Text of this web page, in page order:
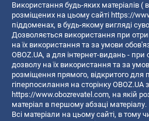
Використання будь-яких матеріалів (
розміщених на цьому сайті https://
піддоменах, в будь-якому вигляді
Дозволяється використання при
на їх використання та за умови
OBOZ.UA, а для інтернет-видань -
дозволу на їх використання та за
розміщення прямого, відкритого для
гіперпосилання на сторінку
https://www.obozrevatel.com, на якій
матеріал в першому абзаці матеріалу.
Всі матеріали на цьому сайті, в тому